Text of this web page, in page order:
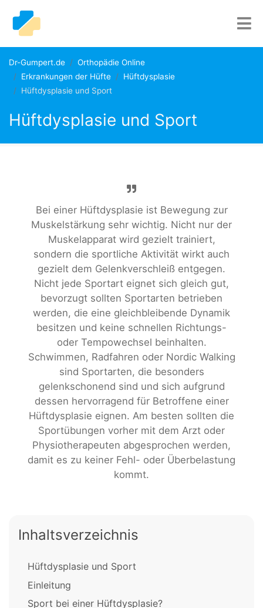
Dr-Gumpert.de
Orthopädie Online
Erkrankungen der Hüfte
Hüftdysplasie
Hüftdysplasie und Sport
Hüftdysplasie und Sport
Bei einer Hüftdysplasie ist Bewegung zur
Muskelstärkung sehr wichtig. Nicht nur der
Muskelapparat wird gezielt trainiert,
sondern die sportliche Aktivität wirkt auch
gezielt dem Gelenkverschleiß entgegen.
Nicht jede Sportart eignet sich gleich gut,
bevorzugt sollten Sportarten betrieben
werden, die eine gleichbleibende Dynamik
besitzen und keine schnellen Richtungs-
oder Tempowechsel beinhalten.
Schwimmen, Radfahren oder Nordic Walking
sind Sportarten, die besonders
gelenkschonend sind und sich aufgrund
dessen hervorragend für Betroffene einer
Hüftdysplasie eignen. Am besten sollten die
Sportübungen vorher mit dem Arzt oder
Physiotherapeuten abgesprochen werden,
damit es zu keiner Fehl- oder Überbelastung
kommt.
Inhaltsverzeichnis
Hüftdysplasie und Sport
Einleitung
Sport bei einer Hüftdysplasie?